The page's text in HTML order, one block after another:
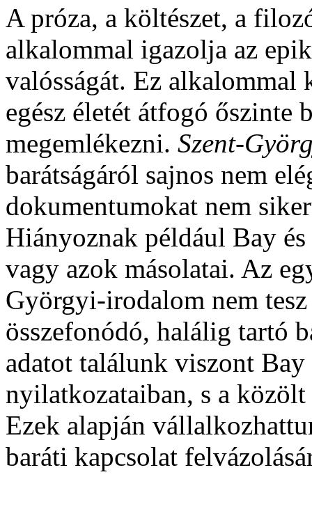
A próza, a költészet, a
alkalommal igazolja az
valósságát. Ez alkalommal
egész életét átfogó őszinte
megemlékezni. Szent-
barátságáról sajnos nem
dokumentumokat nem
Hiányoznak például Bay
vagy azok másolatai. Az
Györgyi-irodalom nem
összefonódó, halálig tartó
adatot találunk viszont
nyilatkozataiban, s a
Ezek alapján
baráti kapcsolat